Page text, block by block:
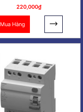
220,000₫
Mua Hàng